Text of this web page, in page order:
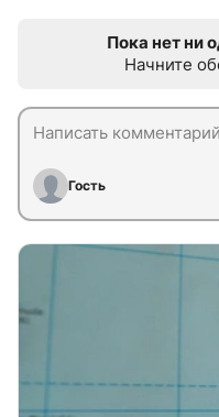
Пока нет ни
Начните
Гость